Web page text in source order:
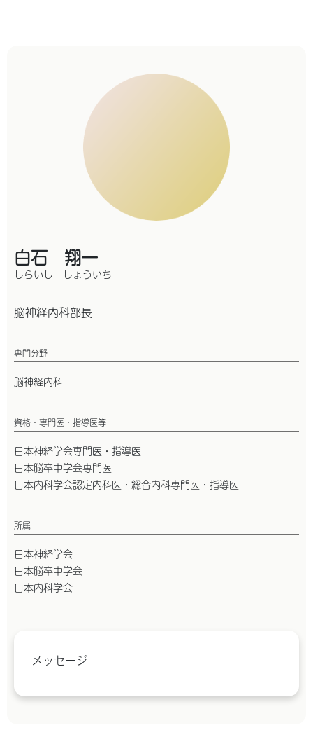
白石 翔一
しらいし しょういち
脳神経内科部長
専門分野
脳神経内科
資格・専門医・指導医等
日本神経学会専門医・指導医
日本脳卒中学会専門医
日本内科学会認定内科医・総合内科専門医・指導医
所属
日本神経学会
日本脳卒中学会
日本内科学会
メッセージ